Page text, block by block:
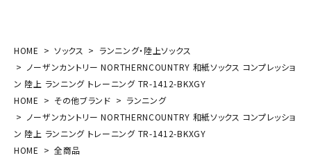
HOME ソックス
ランニング・陸上ソックス
ノーザンカントリー NORTHERNCOUNTRY 和紙ソックス コンプレッショ
ン 陸上 ランニング トレーニング TR-1412-BKXGY
HOME
その他ブランド
ランニング
ノーザンカントリー NORTHERNCOUNTRY 和紙ソックス コンプレッショ
ン 陸上 ランニング トレーニング TR-1412-BKXGY
HOME
全商品